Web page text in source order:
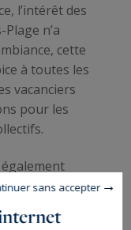
l’intérêt des
n’a
cette
à toutes les
vacanciers
pour les
parc de golf et
Choisir
permet
sans accepter